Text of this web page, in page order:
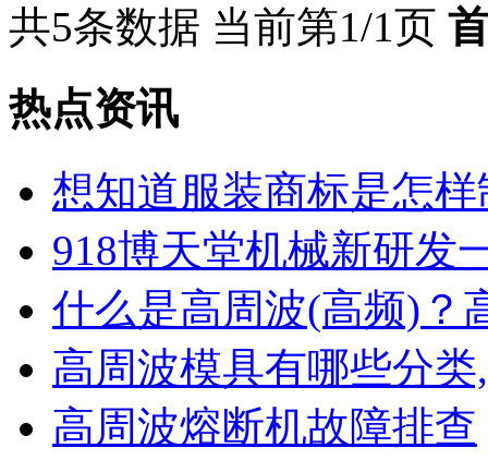
共5条数据 当前第1/1页
热点资讯
想知道服装商标是怎
918博天堂机械新研
什么是高周波(高频)？
高周波模具有哪些分
高周波熔断机故障排查